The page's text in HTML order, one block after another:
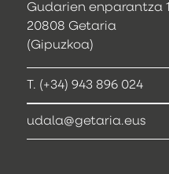
Gudarien enparantza 1
20808 Getaria
(Gipuzkoa)
T. (+34) 943 896 024
udala@getaria.eus